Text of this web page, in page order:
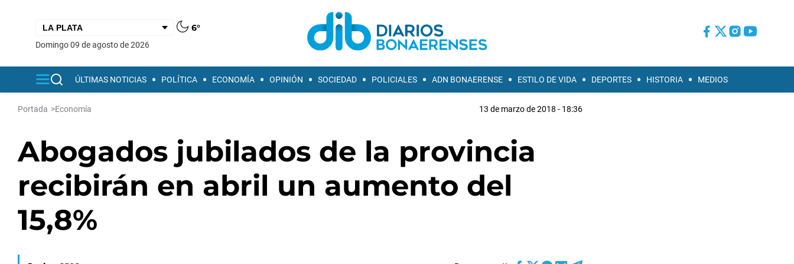
6°
domingo 09 de agosto de 2026
ÚLTIMAS NOTICIAS POLÍTICA ECONOMÍA OPINIÓN SOCIEDAD POLICIALES ADN BONAERENSE ESTILO DE VIDA DEPORTES HISTORIA MEDIOS
Portada >Economía 13 de marzo de 2018 - 18:36
Abogados jubilados de la provincia
recibirán en abril un aumento del
15,8%